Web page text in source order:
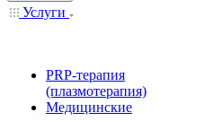
Услуги
PRP-терапия
(плазмотерапия)
Медицинские